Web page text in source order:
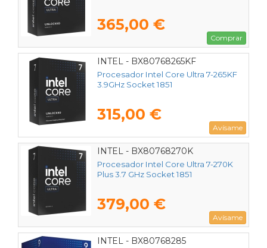
365,00 €
Comprar
INTEL - BX80768265KF
Procesador Intel Core Ultra 7-265KF
3.9GHz Socket 1851
315,00 €
Avísame
INTEL - BX80768270K
Procesador Intel Core Ultra 7-270K
Plus 3.7 GHz Socket 1851
379,00 €
Avísame
INTEL - BX80768285